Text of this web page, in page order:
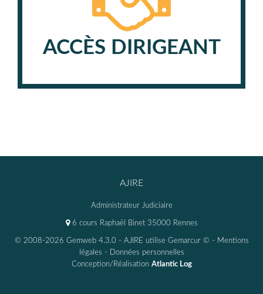
ACCÈS DIRIGEANT
AJIRE
Administrateur Judiciaire
6 cours Raphaël Binet 35000 Rennes
© 2008-2026 Gemweb 4.3.0 - AJIRE utilise Gemarcur © - Mentions
légales - Données personnelles
Conception/Réalisation Atlantic Log